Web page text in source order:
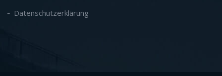
Datenschutzerklärung